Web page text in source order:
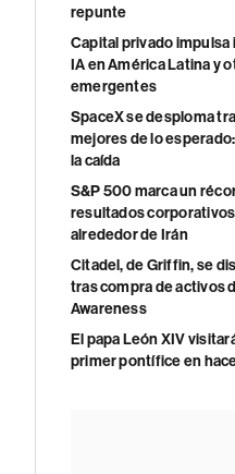
repunte
Capital privado
IA en América Latina y
emergentes
SpaceX se desploma
mejores de lo
la caída
S&P 500 marca un
resultados
alrededor de Irán
Citadel, de Griffin, se
tras compra de activos
Awareness
El papa León XIV
primer pontífice en